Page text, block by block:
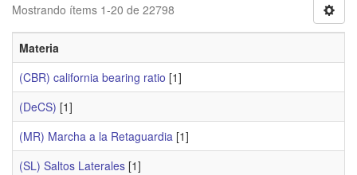
Mostrando ítems 1-20 de 22798
Materia
(CBR) california bearing ratio [1]
(DeCS) [1]
(MR) Marcha a la Retaguardia [1]
(SL) Saltos Laterales [1]